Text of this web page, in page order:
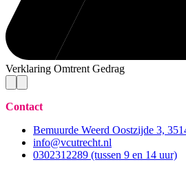
Verklaring Omtrent Gedrag
Contact
Bemuurde Weerd Oostzijde 3,
info@vcutrecht.nl
0302312289 (tussen 9 en 14 uur)